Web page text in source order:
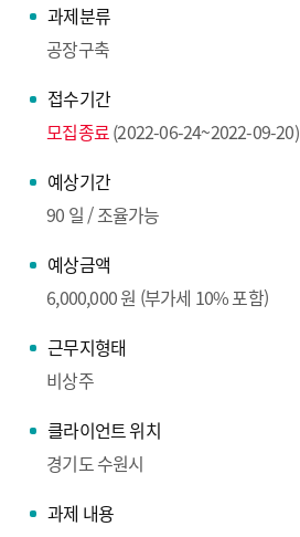
과제분류
공장구축
접수기간
모집종료 (2022-06-24~2022-09-20)
예상기간
90 일 / 조율가능
예상금액
6,000,000 원 (부가세 10% 포함)
근무지형태
비상주
클라이언트 위치
경기도 수원시
과제 내용